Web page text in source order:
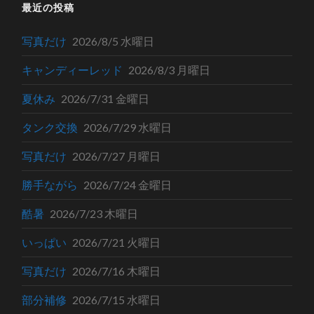
最近の投稿
写真だけ 2026/8/5 水曜日
キャンディーレッド 2026/8/3 月曜日
夏休み 2026/7/31 金曜日
タンク交換 2026/7/29 水曜日
写真だけ 2026/7/27 月曜日
勝手ながら 2026/7/24 金曜日
酷暑 2026/7/23 木曜日
いっぱい 2026/7/21 火曜日
写真だけ 2026/7/16 木曜日
部分補修 2026/7/15 水曜日